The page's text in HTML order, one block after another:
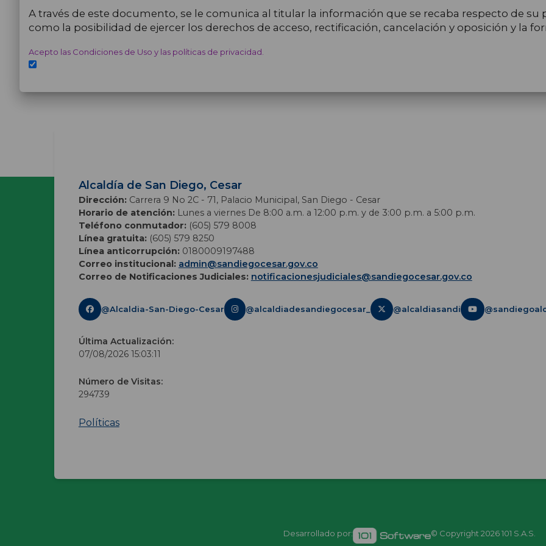
A través de este documento, se le comunica al titular la información que se recaba respecto de su
como la posibilidad de ejercer los derechos de acceso, rectificación, cancelación y oposición y la
Acepto las Condiciones de Uso y las políticas de privacidad.
Alcaldía de San Diego, Cesar
Dirección:Carrera 9 No 2C - 71, Palacio Municipal, San Diego - Cesar
Horario de atención:Lunes a viernes De 8:00 a.m. a 12:00 p.m. y de 3:00 p.m. a 5:00 p.m.
Teléfono conmutador:(605) 579 8008
Línea gratuita:(605) 579 8250
Línea anticorrupción:0180009197488
Correo institucional: admin@sandiegocesar.gov.co
Correo de Notificaciones Judiciales: notificacionesjudiciales@sandiegocesar.gov.co
@Alcaldia-San-Diego-Cesar @alcaldiadesandiegocesar_ @alcaldiasandi
Última Actualización:
07/08/2026 15:03:11
Número de Visitas:
294739
Políticas
Desarrollado por: © Copyright 2026 101 S.A.S.